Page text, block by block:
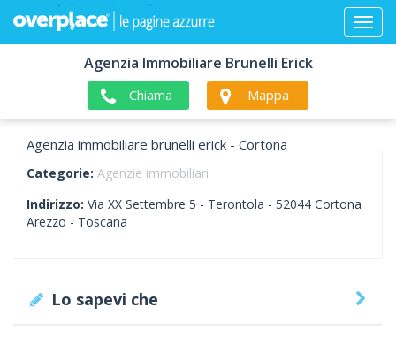
Agenzia Immobiliare Brunelli Erick
Chiama Mappa
Agenzia immobiliare brunelli erick - Cortona
Categorie: Agenzie immobiliari
Indirizzo: Via XX Settembre 5 - Terontola - 52044 Cortona
Arezzo - Toscana
Lo sapevi che